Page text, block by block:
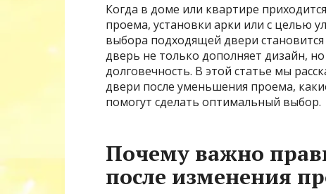
Когда в доме или квартире
проема, установки арки или с целью
выбора подходящей двери
дверь не только дополняет дизайн,
долговечность. В этой статье мы
двери после уменьшения проема,
помогут сделать оптимальный выбор.
Почему важно
после изменения